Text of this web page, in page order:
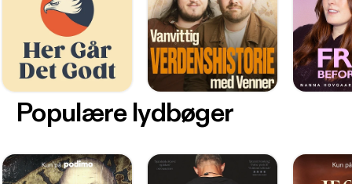
Populære lydbøger